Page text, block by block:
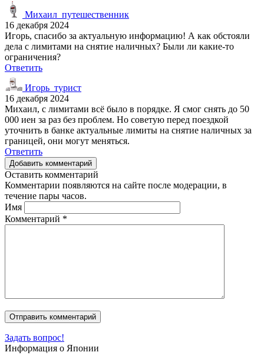
Михаил_путешественник
16 декабря 2024
Игорь, спасибо за актуальную информацию! А как обстояли
дела с лимитами на снятие наличных? Были ли какие-то
ограничения?
Ответить
Игорь_турист
16 декабря 2024
Михаил, с лимитами всё было в порядке. Я смог снять до 50
000 иен за раз без проблем. Но советую перед поездкой
уточнить в банке актуальные лимиты на снятие наличных за
границей, они могут меняться.
Ответить
Добавить комментарий
Оставить комментарий
Комментарии появляются на сайте после модерации, в
течение пары часов.
Имя
Комментарий *
Задать вопрос!
Информация о Японии